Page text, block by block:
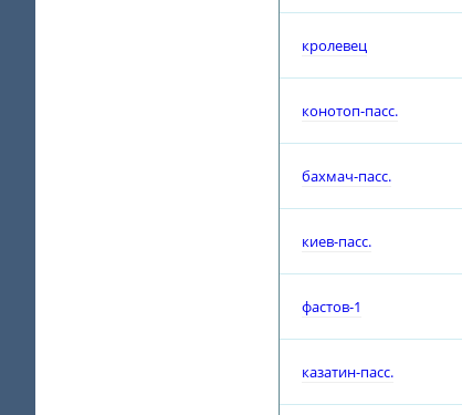
кролевец
конотоп-пасс.
бахмач-пасс.
киев-пасс.
фастов-1
казатин-пасс.